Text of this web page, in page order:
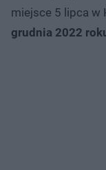
miejsce 5 lipca w
grudnia 2022